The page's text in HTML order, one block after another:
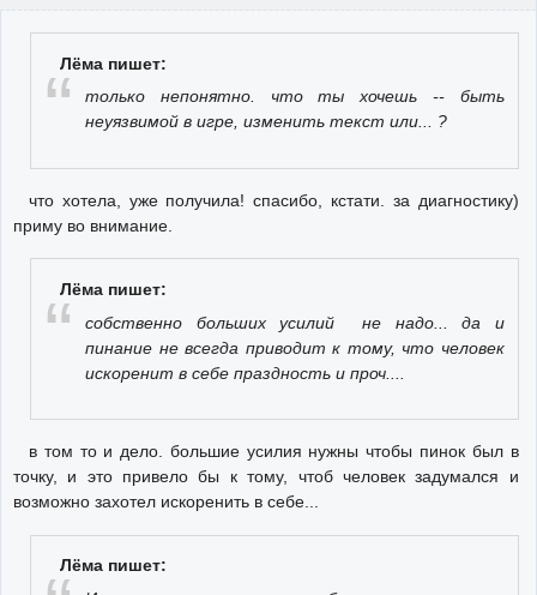
Лёма пишет:
только непонятно. что ты хочешь -- быть
неуязвимой в игре, изменить текст или... ?
что хотела, уже получила! спасибо, кстати. за диагностику)
приму во внимание.
Лёма пишет:
собственно больших усилий не надо... да и
пинание не всегда приводит к тому, что человек
искоренит в себе праздность и проч....
в том то и дело. большие усилия нужны чтобы пинок был в
точку, и это привело бы к тому, чтоб человек задумался и
возможно захотел искоренить в себе...
Лёма пишет: